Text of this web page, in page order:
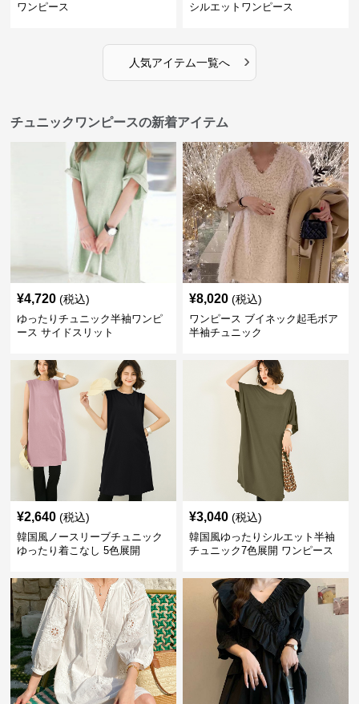
ワンピース
シルエットワンピース
人気アイテム一覧へ ›
チュニックワンピースの新着アイテム
¥4,720 (税込)
ゆったりチュニック半袖ワンピ
ース サイドスリット
¥8,020 (税込)
ワンピース ブイネック起毛ボア
半袖チュニック
¥2,640 (税込)
韓国風ノースリーブチュニック
ゆったり着こなし 5色展開
¥3,040 (税込)
韓国風ゆったりシルエット半袖
チュニック7色展開 ワンピース